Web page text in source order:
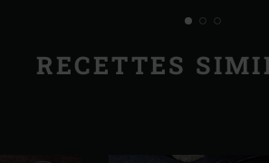
RECETTES